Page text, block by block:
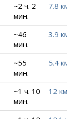
~2 ч. 2
мин.
7.8
~46
мин.
3.9
~55
мин.
5.4
~1 ч. 10
мин.
12 км